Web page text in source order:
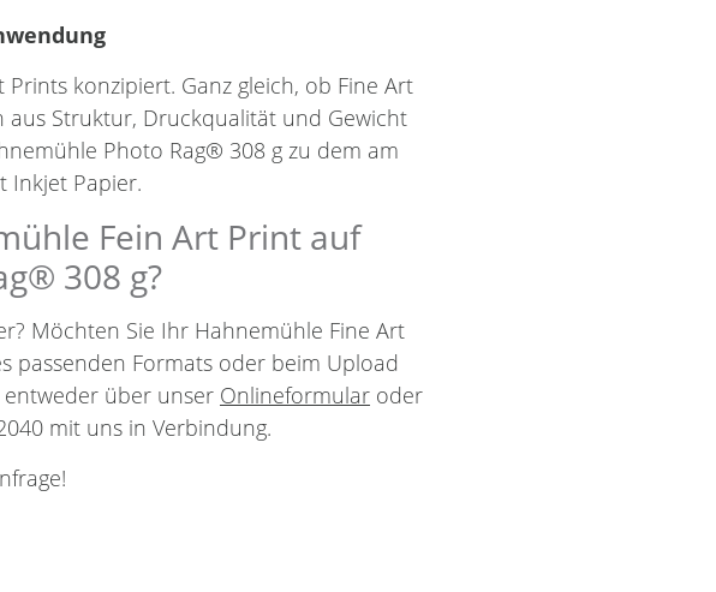
konzipiert. Ganz gleich, ob Fine Art
Struktur, Druckqualität und Gewicht
Photo Rag® 308 g zu dem am
Inkjet Papier.
Fein Art Print auf
308 g?
Möchten Sie Ihr Hahnemühle Fine Art
passenden Formats oder beim Upload
entweder über unser Onlineformular oder
mit uns in Verbindung.